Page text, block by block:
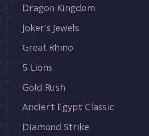
Dragon Kingdom
Joker's Jewels
Great Rhino
5 Lions
Gold Rush
Ancient Egypt Classic
Diamond Strike